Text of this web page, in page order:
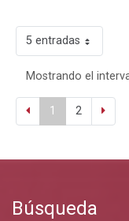
5 entradas
Mostrando el
1 2
Búsqueda